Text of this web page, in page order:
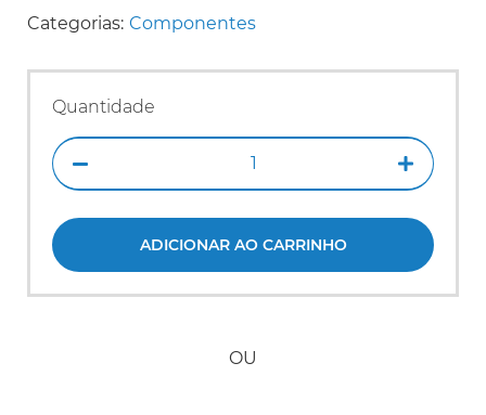
Categorias: Componentes
Quantidade
ADICIONAR AO CARRINHO
OU